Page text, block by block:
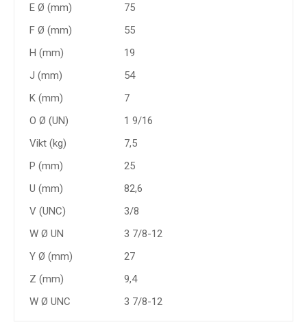
E Ø (mm)
75
F Ø (mm)
55
H (mm)
19
J (mm)
54
K (mm)
7
O Ø (UN)
1 9/16
Vikt (kg)
7,5
P (mm)
25
U (mm)
82,6
V (UNC)
3/8
W Ø UN
3 7/8-12
Y Ø (mm)
27
Z (mm)
9,4
W Ø UNC
3 7/8-12